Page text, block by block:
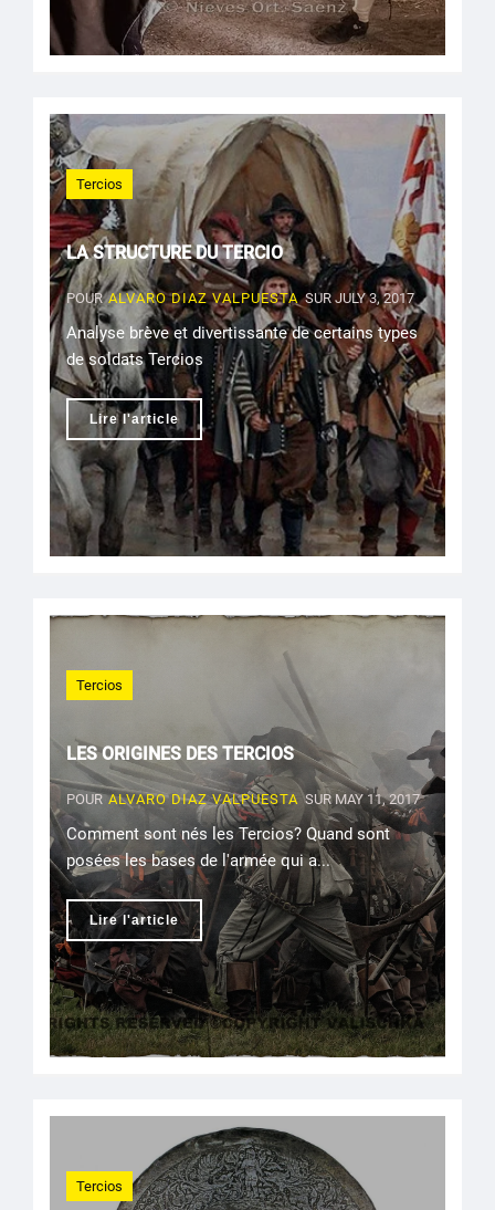
Tercios
LA STRUCTURE DU TERCIO
POUR ALVARO DIAZ VALPUESTASUR JULY 3, 2017
Analyse brève et divertissante de certains types
de soldats Tercios
Lire l'article
Tercios
LES ORIGINES DES TERCIOS
POUR ALVARO DIAZ VALPUESTA SUR MAY 11, 2017
Comment sont nés les Tercios? Quand sont
posées les bases de l'armée qui a...
Lire l'article
Tercios